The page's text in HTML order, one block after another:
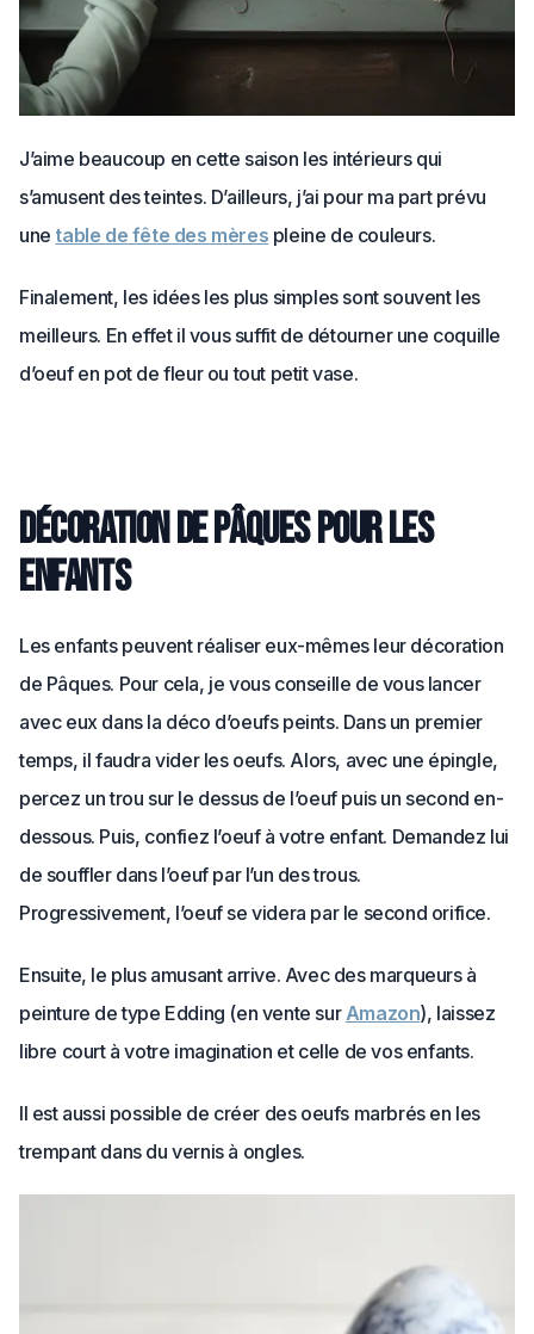
J’aime beaucoup en cette saison les intérieurs qui
s’amusent des teintes. D’ailleurs, j’ai pour ma part prévu
une table de fête des mères pleine de couleurs.
Finalement, les idées les plus simples sont souvent les
meilleurs. En effet il vous suffit de détourner une coquille
d’oeuf en pot de fleur ou tout petit vase.
Décoration de Pâques pour les
enfants
Les enfants peuvent réaliser eux-mêmes leur décoration
de Pâques. Pour cela, je vous conseille de vous lancer
avec eux dans la déco d’oeufs peints. Dans un premier
temps, il faudra vider les oeufs. Alors, avec une épingle,
percez un trou sur le dessus de l’oeuf puis un second en-
dessous. Puis, confiez l’oeuf à votre enfant. Demandez lui
de souffler dans l’oeuf par l’un des trous.
Progressivement, l’oeuf se videra par le second orifice.
Ensuite, le plus amusant arrive. Avec des marqueurs à
peinture de type Edding (en vente surAmazon), laissez
libre court à votre imagination et celle de vos enfants.
Il est aussi possible de créer des oeufs marbrés en les
trempant dans du vernis à ongles.